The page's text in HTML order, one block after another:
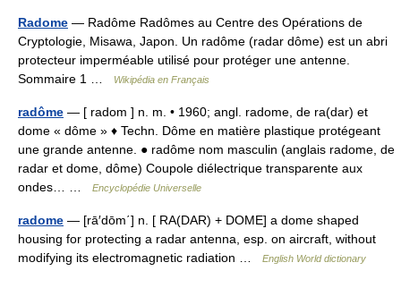
Radome — Radôme Radômes au Centre des Opérations de
Cryptologie, Misawa, Japon. Un radôme (radar dôme) est un abri
protecteur imperméable utilisé pour protéger une antenne.
Sommaire 1 …
Wikipédia en Français
radôme — [ radom ] n. m. • 1960; angl. radome, de ra(dar) et
dome « dôme » ♦ Techn. Dôme en matière plastique protégeant
une grande antenne. ● radôme nom masculin (anglais radome, de
radar et dome, dôme) Coupole diélectrique transparente aux
ondes… …
Encyclopédie Universelle
radome — [rā′dōm΄] n. [ RA(DAR) + DOME] a dome shaped
housing for protecting a radar antenna, esp. on aircraft, without
modifying its electromagnetic radiation …
English World dictionary